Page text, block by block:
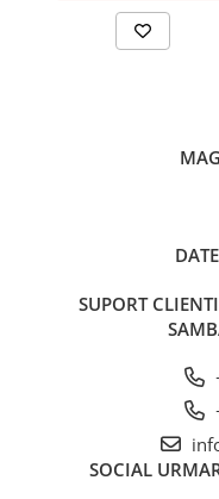
Corturi, Pavilioane
Imbracaminte,
SUPORT CLIENTI
SOCIAL